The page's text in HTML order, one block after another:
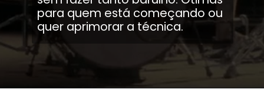
para quem está começando ou
quer aprimorar a técnica.